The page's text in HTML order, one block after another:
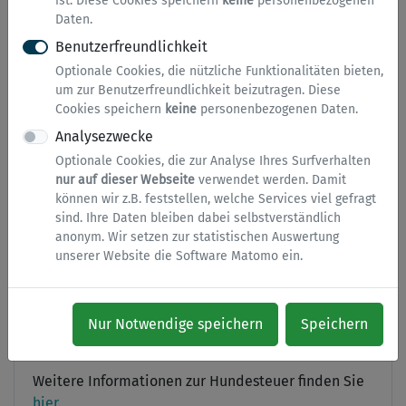
Daten.
Benutzerfreundlichkeit
Optionale Cookies, die nützliche Funktionalitäten bieten,
um zur Benutzerfreundlichkeit beizutragen. Diese
Cookies speichern keine personenbezogenen Daten.
Analysezwecke
Optionale Cookies, die zur Analyse Ihres Surfverhalten
nur auf dieser Webseite verwendet werden. Damit
können wir z.B. feststellen, welche Services viel gefragt
sind. Ihre Daten bleiben dabei selbstverständlich
anonym. Wir setzen zur statistischen Auswertung
unserer Website die Software Matomo ein.
Nur Notwendige speichern Speichern
Stadtgebiet. Grundlage hierfür ist die städtische
Hundesteuersatzung.
Die Steuerpflicht endet mit Ablauf des Monats, in
dem der Hund veräußert oder sonst abgeschafft,
abhanden kommt oder verstirbt.
Die An- und Abmeldung des Hundes hat innerhalb
von vierzehn Tagen zu erfolgen.
Die Steuerpflicht beginnt mit dem ersten des
Hundesteuersatzung
Weitere Informationen zur Hundesteuer finden Sie
hier.